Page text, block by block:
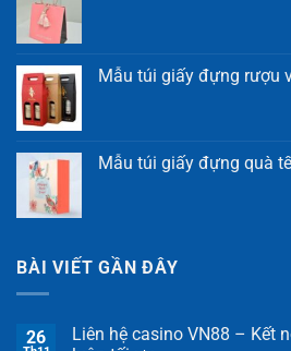
Mẫu túi giấy đựng rượu
Mẫu túi giấy đựng quà
BÀI VIẾT GẦN ĐÂY
26
Liên hệ casino VN88 – Kết